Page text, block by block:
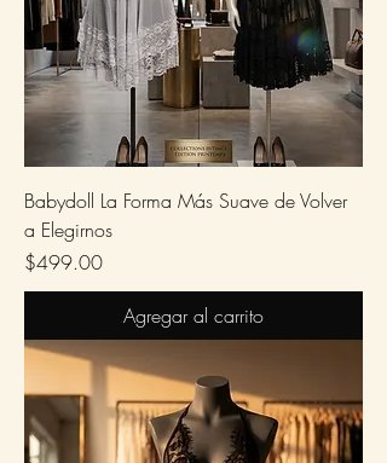
Babydoll La Forma Más Suave de Volver
a Elegirnos
Precio
$499.00
Agregar al carrito